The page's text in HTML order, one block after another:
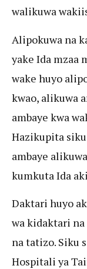
walikuwa
Alipokuwa na
yake Ida mzaa
wake huyo
kwao, alikuwa
ambaye kwa
Hazikupita
ambaye
kumkuta Ida
Daktari huyo
wa kidaktari
na tatizo. Siku
Hospitali ya